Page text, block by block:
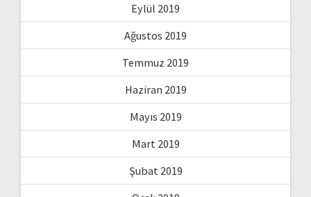
Eylül 2019
Ağustos 2019
Temmuz 2019
Haziran 2019
Mayıs 2019
Mart 2019
Şubat 2019